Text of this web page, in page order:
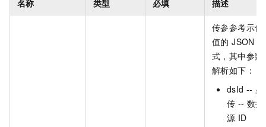
名称 类型 必填 描述
传参参考示例
值的 JSON 样
式，其中参数
解析如下：
dsId -- 必
传 -- 数据
源 ID